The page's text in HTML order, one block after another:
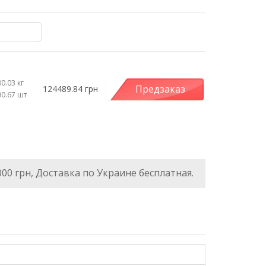
кг
шт
124489.84 грн Предзаказ
грн, Доставка по Украине бесплатная.